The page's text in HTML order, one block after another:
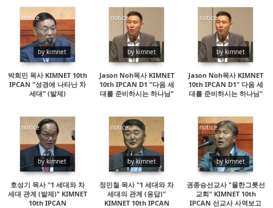
notice
by kimnet
14678
박희민 목사 KIMNET 10th
IPCAN "성경에 나타난 차
세대" (발제)
notice
by kimnet
16770
Jason Noh목사 KIMNET
10th IPCAN D1 "다음 세
대를 준비하시는 하나님"
notice
by kimnet
14965
Jason Noh목사 KIMNET
10th IPCAN D1" 다음 세
대를 준비하시는 하나님"
notice
by kimnet
15579
호성기 목사 "1 세대와 차
세대 관계 (발제)" KIMNET
10th IPCAN
notice
by kimnet
15519
정민철 목사 "1 세대와 차
세대의 관계 (응답)"
KIMNET 10th IPCAN
notice
by kimnet
15382
권종승선교사 "물한그릇선
교회" KIMNET 10th
IPCAN 선교사 사역보고